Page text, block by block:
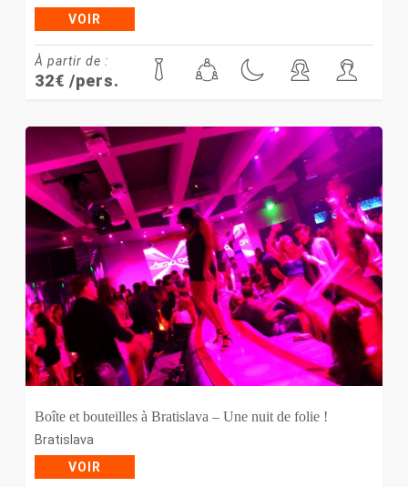
VOIR
À partir de :
32€ /pers.
Boîte et bouteilles à Bratislava – Une nuit de folie !
Bratislava
VOIR